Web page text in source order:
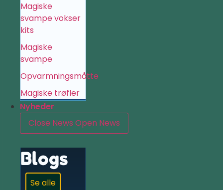
Magiske
svampe vokser
kits
Magiske
svampe
Opvarmningsmåtte
Magiske trøfler
Nyheder
Close News Open News
Blogs
Se alle